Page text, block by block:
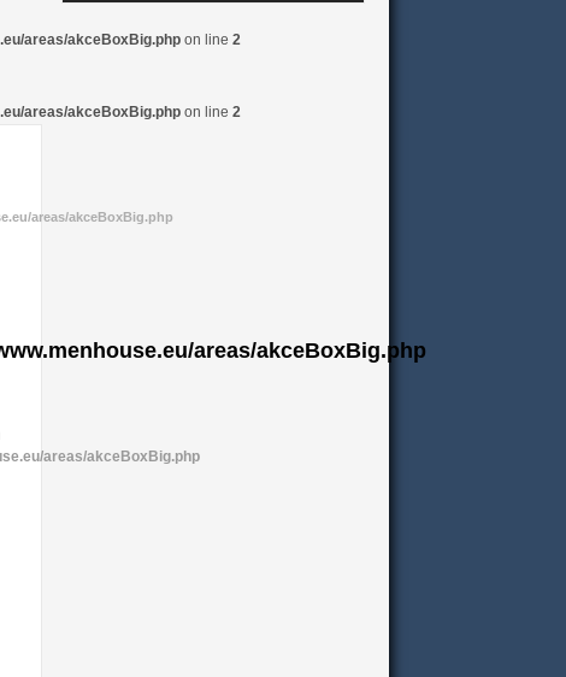
areas/akceBoxBig.php on line 2
areas/akceBoxBig.php on line 2
areas/akceBoxBig.php
areas/akceBoxBig.php
areas/akceBoxBig.php